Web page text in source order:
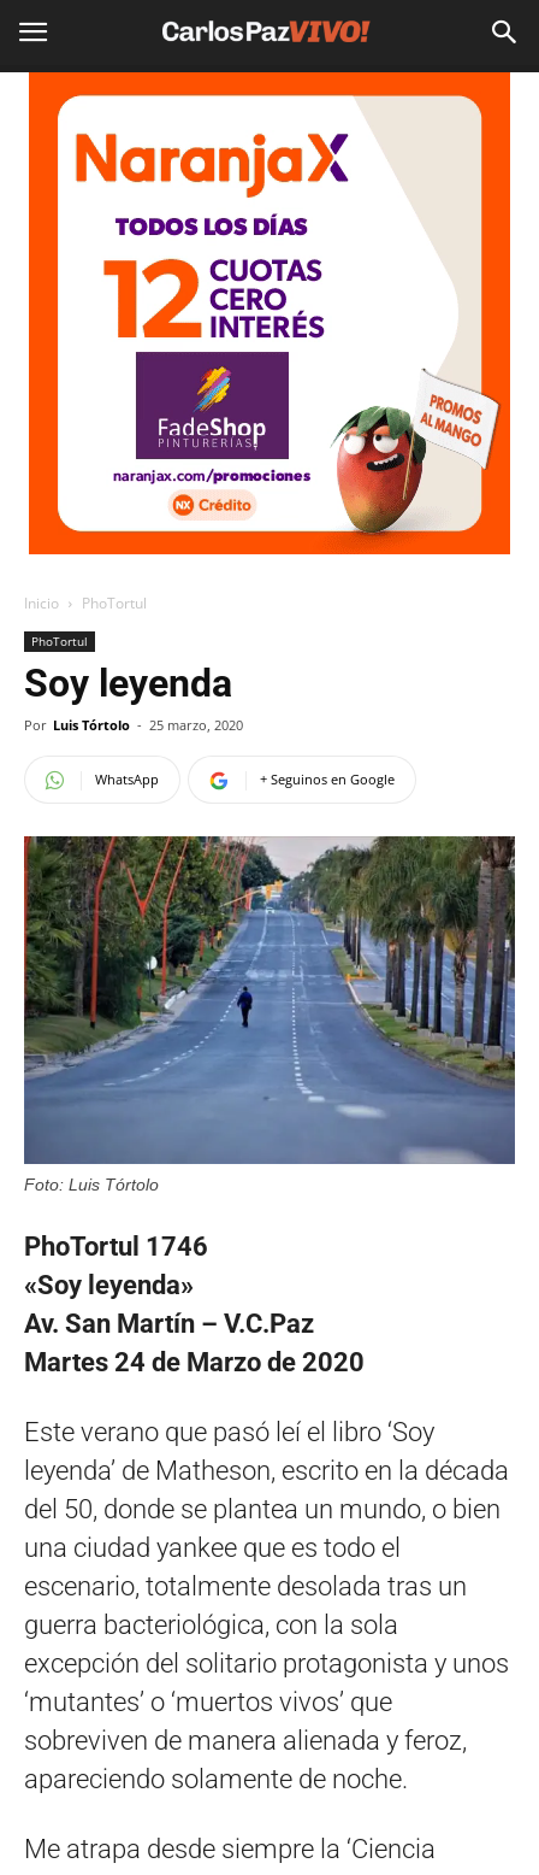
Inicio PhoTortul
PhoTortul
Soy leyenda
Por Luis Tórtolo - 25 marzo, 2020
WhatsApp + Seguinos en Google
Foto: Luis Tórtolo
PhoTortul 1746
«Soy leyenda»
Av. San Martín – V.C.Paz
Martes 24 de Marzo de 2020
Este verano que pasó leí el libro ‘Soy
leyenda’ de Matheson, escrito en la década
del 50, donde se plantea un mundo, o bien
una ciudad yankee que es todo el
escenario, totalmente desolada tras un
guerra bacteriológica, con la sola
excepción del solitario protagonista y unos
‘mutantes’ o ‘muertos vivos’ que
sobreviven de manera alienada y feroz,
apareciendo solamente de noche.
Me atrapa desde siempre la ‘Ciencia